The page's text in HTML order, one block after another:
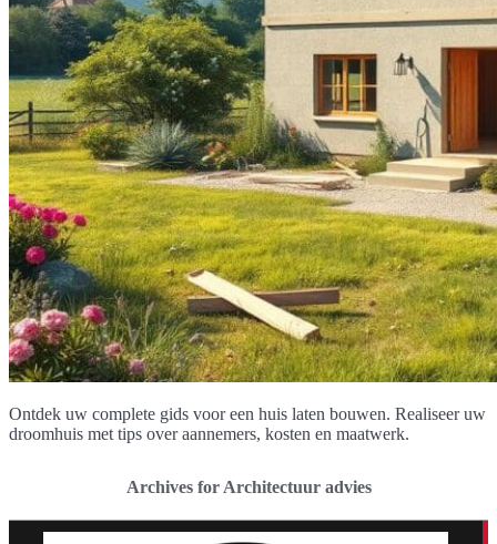
Ontdek uw complete gids voor een huis laten bouwen. Realiseer uw
droomhuis met tips over aannemers, kosten en maatwerk.
Archives for Architectuur advies